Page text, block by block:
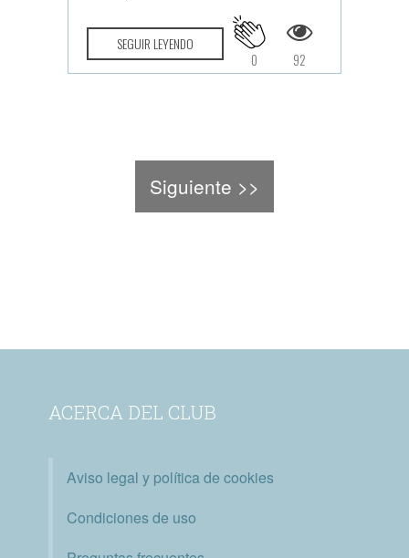
SEGUIR LEYENDO
92
0
Siguiente >>
ACERCA DEL CLUB
Aviso legal y política de cookies
Condiciones de uso